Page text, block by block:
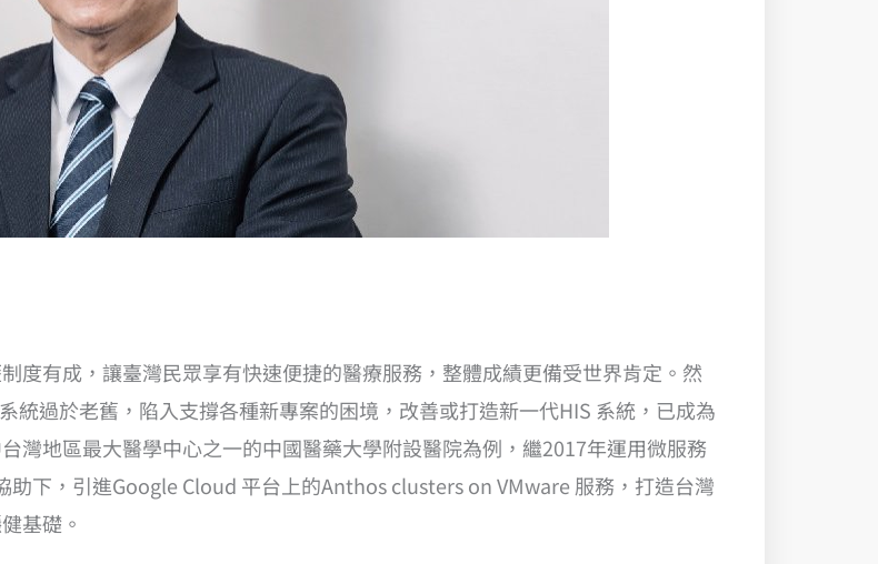
度有成，讓臺灣民眾享有快速便捷的醫療服務，整體成績更備受世界肯定。然
統過於老舊，陷入支撐各種新專案的困境，改善或打造新一代HIS 系統，已成為
灣地區最大醫學中心之一的中國醫藥大學附設醫院為例，繼2017年運用微服務
助下，引進Google Cloud 平台上的Anthos clusters on VMware 服務，打造台灣
基礎。